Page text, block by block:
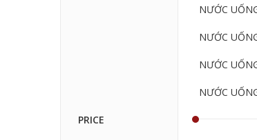
NƯỚC
NƯỚC
NƯỚC
NƯỚC
PRICE